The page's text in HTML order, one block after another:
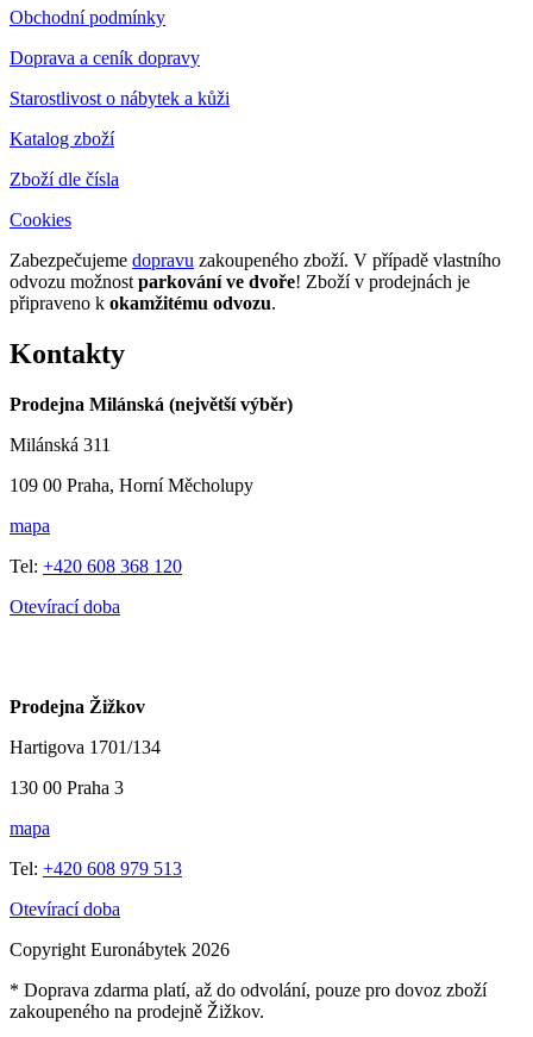
Obchodní podmínky
Doprava a ceník dopravy
Starostlivost o nábytek a kůži
Katalog zboží
Zboží dle čísla
Cookies
Zabezpečujeme dopravu zakoupeného zboží. V případě vlastního
odvozu možnost parkování ve dvoře! Zboží v prodejnách je
připraveno k okamžitému odvozu.
Kontakty
Prodejna Milánská (největší výběr)
Milánská 311
109 00 Praha, Horní Měcholupy
mapa
Tel: +420 608 368 120
Otevírací doba
Prodejna Žižkov
Hartigova 1701/134
130 00 Praha 3
mapa
Tel: +420 608 979 513
Otevírací doba
Copyright Euronábytek 2026
* Doprava zdarma platí, až do odvolání, pouze pro dovoz zboží
zakoupeného na prodejně Žižkov.